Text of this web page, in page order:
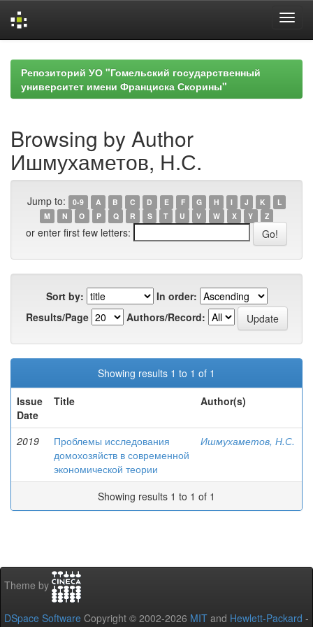
navigationРепозиторий УО "Гомельский государственный
университет имени Франциска Скорины"
Browsing by Author
Ишмухаметов, Н.С.
Jump to: 0-9 A B C D E F G H I J K
L
M
N O P Q R S T U V W X Y Z
or enter first few letters:
Sort by:
In order:
Results/Page
Authors/Record:
Showing results 1 to 1 of 1
Issue
Date
Title Author(s)
2019
Проблемы исследования
домохозяйств в современной
экономической теории
Ишмухаметов, Н.С.
Showing results 1 to 1 of 1
Theme by
DSpace Software Copyright © 2002-2026 MIT and Hewlett-Packard -